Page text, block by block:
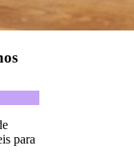
para